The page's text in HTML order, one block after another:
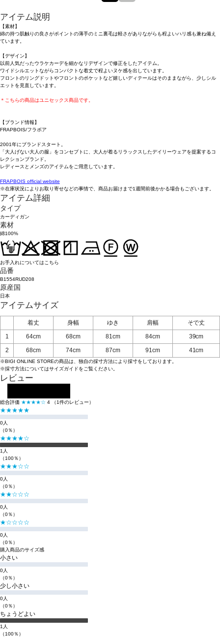
アイテム説明
【素材】
綿の持つ肌触りの良さがポイントの薄手のミニ裏毛は軽さがありながらも程よいハリ感も兼ね備え
ています。
【デザイン】
以前人気だったウラケカーデを細かなリデザインで修正をしたアイテム。
ワイドシルエットながらコンパクトな着丈で程よいヌケ感を出しています。
フロントのリングドットやフロントのポケットなど嬉しいディテールはそのままながら、少しシル
エットを見直しています。
＊こちらの商品はユニセックス商品です。
【ブランド情報】
FRAPBOIS/フラボア
2001年にブランドスタート。
「大人げない大人の服」をコンセプトに、大人が着るリラックスしたデイリーウェアを提案するコ
レクションブランド。
レディースとメンズのアイテムをご用意しています。
FRAPBOIS official website
※在庫状況によりお取り寄せなどの事情で、商品お届けまで1週間前後かかる場合もございます。
アイテム詳細
タイプ
カーディガン
素材
綿100%
お手入れについてはこちら
品番
B1554RUD208
原産国
日本
アイテムサイズ
着丈 身幅 ゆき 肩幅
そで丈
1
64cm 68cm 81cm 84cm
39cm
2
68cm 74cm 87cm 91cm 41cm
※BIGI ONLINE STOREの商品は、独自の採寸方法により採寸をしております。
※採寸方法についてはサイズガイドをご覧ください。
レビュー
総合評価 ★★★★☆ 4 （1件のレビュー）
★★★★★
0人
（0％）
★★★★☆
1人
（100％）
★★★☆☆
0人
（0％）
★★☆☆☆
0人
（0％）
★☆☆☆☆
0人
（0％）
購入商品のサイズ感
小さい
0人
（0％）
少し小さい
0人
（0％）
ちょうどよい
1人
（100％）